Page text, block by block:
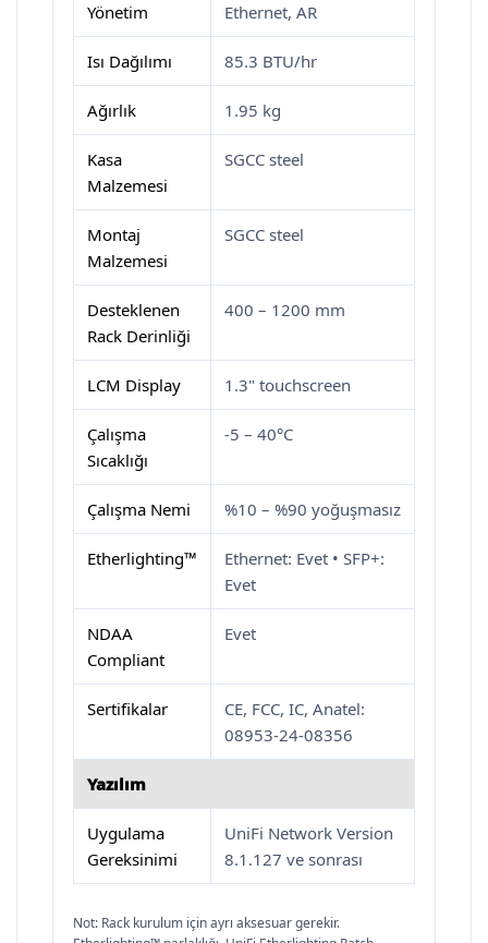
Yönetim Ethernet, AR
Isı Dağılımı 85.3 BTU/hr
Ağırlık 1.95 kg
Kasa
Malzemesi
SGCC steel
Montaj
Malzemesi
SGCC steel
Desteklenen
Rack Derinliği
400 – 1200 mm
LCM Display 1.3" touchscreen
Çalışma
Sıcaklığı
-5 – 40°C
Çalışma Nemi %10 – %90 yoğuşmasız
Etherlighting™
Ethernet: Evet • SFP+:
Evet
NDAA
Compliant
Evet
Sertifikalar
CE, FCC, IC, Anatel:
08953-24-08356
Yazılım
Uygulama
Gereksinimi
UniFi Network Version
8.1.127 ve sonrası
Not: Rack kurulum için ayrı aksesuar gerekir.